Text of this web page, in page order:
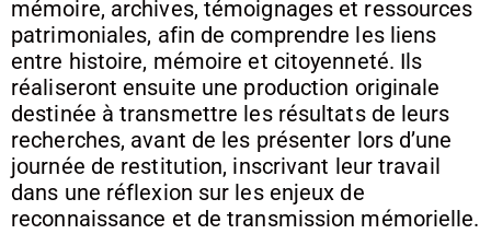
mémoire, archives, témoignages et ressources
patrimoniales, afin de comprendre les liens
entre histoire, mémoire et citoyenneté. Ils
réaliseront ensuite une production originale
destinée à transmettre les résultats de leurs
recherches, avant de les présenter lors d’une
journée de restitution, inscrivant leur travail
dans une réflexion sur les enjeux de
reconnaissance et de transmission mémorielle.